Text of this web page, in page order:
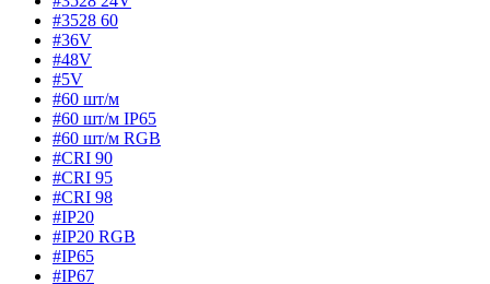
#3528 60
#36V
#48V
#5V
#60 шт/м
#60 шт/м IP65
#60 шт/м RGB
#CRI 90
#CRI 95
#CRI 98
#IP20
#IP20 RGB
#IP65
#IP67